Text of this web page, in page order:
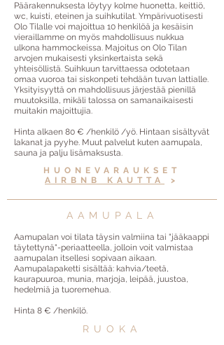
Päärakennuksesta löytyy kolme huonetta, keittiö,
wc, kuisti, eteinen ja suihkutilat. Ympärivuotisesti
Olo Tilalle voi majoittua 10 henkilöä ja kesäisin
vieraillamme on myös mahdollisuus nukkua
ulkona hammockeissa. Majoitus on Olo Tilan
arvojen mukaisesti yksinkertaista sekä
yhteisöllistä. Suihkuun tarvittaessa odotetaan
omaa vuoroa tai siskonpeti tehdään tuvan lattialle.
Yksityisyyttä on mahdollisuus järjestää pienillä
muutoksilla, mikäli talossa on samanaikaisesti
muitakin majoittujia.
Hinta alkaen 80 € /henkilö /yö. Hintaan sisältyvät
lakanat ja pyyhe. Muut palvelut kuten aamupala,
sauna ja palju lisämaksusta.
HUONEVARAUKSET
AIRBNB KAUTTA
>
AAMUPALA
Aamupalan voi tilata täysin valmiina tai "jääkaappi
täytettynä"-periaatteella, jolloin voit valmistaa
aamupalan itsellesi sopivaan aikaan.
Aamupalapaketti sisältää: kahvia/teetä,
kaurapuuroa, munia, marjoja, leipää, juustoa,
hedelmiä ja tuoremehua.
Hinta 8 € /henkilö.
RUOKA